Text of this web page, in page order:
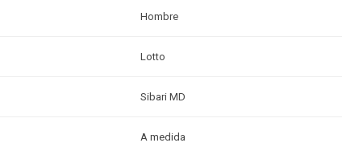
Hombre
Lotto
Sibari MD
A medida